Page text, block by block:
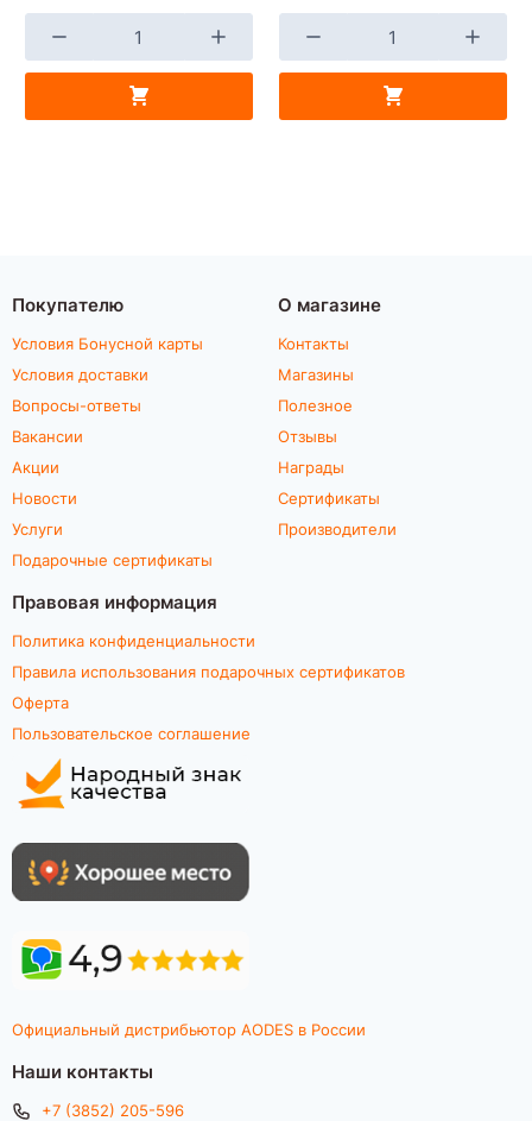
Покупателю
Условия Бонусной карты
Условия доставки
Вопросы-ответы
Вакансии
Акции
Новости
Услуги
Подарочные сертификаты
О магазине
Контакты
Магазины
Полезное
Отзывы
Награды
Сертификаты
Производители
Правовая информация
Политика конфиденциальности
Правила использования подарочных сертификатов
Оферта
Пользовательское соглашение
Официальный дистрибьютор AODES в России
Наши контакты
+7 (3852) 205-596